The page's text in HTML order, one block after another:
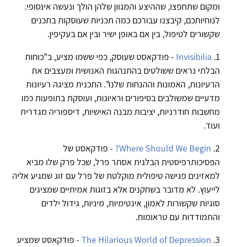
ומקום שתחפצו, שההיצע והמגוון שלהן הולך ונעשה אינסופי.
לנוחיותכם, קיבצנו עבורכם כמה תכניות שעוסקות בתכנים
שקשורים לטיפול, בין אם באופן ישיר ובין אם בעקיפין.
1.
Invisibilia - פודקאסט שעוסק, כפי ששמו מציע, ב"כוחות
הבלתי נראים ששולטים בהתנהגות האנושית ומעצבים את
הרעיונות, האמונות וההנחות שלנו". התכנית מציגה רעיונות
מדעיים שמשולבים בסיפורים וראיונות, ועוסקת בתופעות כמו
מחשבות חודרניות, יציבות מבנה האישיות, דיספוריה מגדרית
ועוד.
2.
Where Should We Begin? - פודקאסט של
הפסיכותרפיסטית הבלגית אסתר פרל, שכל פרק שלו מביא
למאזינים פגישה טיפולית מוקלטת של פרל עם זוג שמגיע אליה
לייעוץ. לא מדובר בשחקנים אלא בזוגות אמיתיים שמציגים
סוגיות שקשורות לאמון, אינטימיות, מיניות, גידול ילדים
והתמודדות עם טראומות.
3.
The Hilarious World of Depression - פודקאסט שמציע